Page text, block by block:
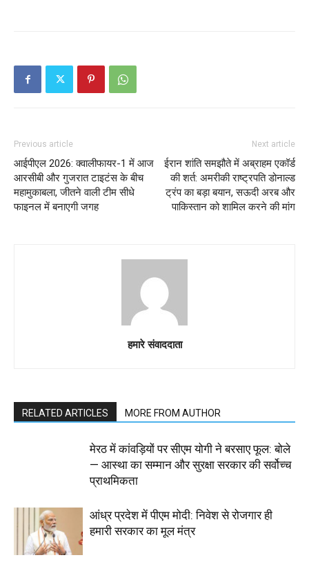
Previous article
आईपीएल 2026: क्वालीफायर-1 में आज
आरसीबी और गुजरात टाइटंस के बीच
महामुकाबला, जीतने वाली टीम सीधे
फाइनल में बनाएगी जगह
Next article
ईरान शांति समझौते में अब्राहम एकॉर्ड
की शर्त: अमरीकी राष्ट्रपति डोनाल्ड
ट्रंप का बड़ा बयान, सऊदी अरब और
पाकिस्तान को शामिल करने की मांग
हमारे संवाददाता
RELATED ARTICLES MORE FROM AUTHOR
मेरठ में कांवड़ियों पर सीएम योगी ने बरसाए फूल: बोले
— आस्था का सम्मान और सुरक्षा सरकार की सर्वोच्च
प्राथमिकता
आंध्र प्रदेश में पीएम मोदी: निवेश से रोजगार ही
हमारी सरकार का मूल मंत्र